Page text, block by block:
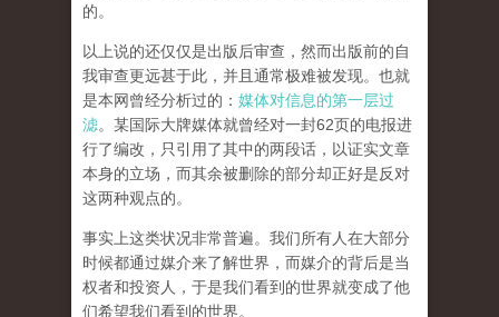
的。
以上说的还仅仅是出版后审查，然而出版前的自
我审查更远甚于此，并且通常极难被发现。 也就
是本网曾经分析过的： 媒体对信息的第一层过
滤。某国际大牌媒体就曾经对一封62页的电报进
行了编改，只引用了其中的两段话，以证实文章
本身的立场，而其余被删除的部分却正好是反对
这两种观点的。
事实上这类状况非常普遍。我们所有人在大部分
时候都通过媒介来了解世界，而媒介的背后是当
权者和投资人，于是我们看到的世界就变成了他
们希望我们看到的世界。